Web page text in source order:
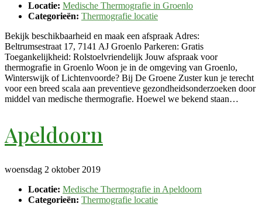
Locatie: Medische Thermografie in Groenlo
Categorieën: Thermografie locatie
Bekijk beschikbaarheid en maak een afspraak Adres:
Beltrumsestraat 17, 7141 AJ Groenlo Parkeren: Gratis
Toegankelijkheid: Rolstoelvriendelijk Jouw afspraak voor
thermografie in Groenlo Woon je in de omgeving van Groenlo,
Winterswijk of Lichtenvoorde? Bij De Groene Zuster kun je terecht
voor een breed scala aan preventieve gezondheidsonderzoeken door
middel van medische thermografie. Hoewel we bekend staan…
Apeldoorn
woensdag 2 oktober 2019
Locatie: Medische Thermografie in Apeldoorn
Categorieën: Thermografie locatie